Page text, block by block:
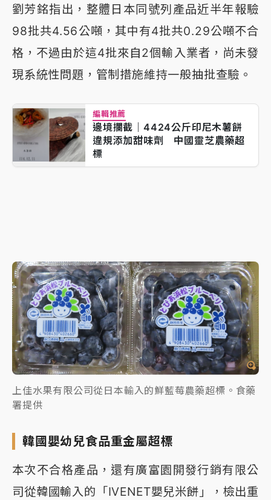
劉芳銘指出，整體日本同號列產品近半年報驗
98批共4.56公噸，其中有4批共0.29公噸不合
格，不過由於這4批來自2個輸入業者，尚未發
現系統性問題，管制措施維持一般抽批查驗。
編輯推薦
邊境攔截｜4424公斤印尼木薯餅
違規添加甜味劑 中國靈芝農藥超
標
上佳水果有限公司從日本輸入的鮮藍莓農藥超標。食藥
署提供
韓國嬰幼兒食品重金屬超標
本次不合格產品，還有廣富園開發行銷有限公
司從韓國輸入的「IVENET嬰兒米餅」，檢出重